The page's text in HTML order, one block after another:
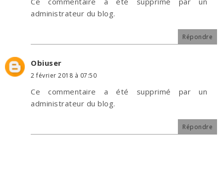
administrateur du blog.
Répondre
Obiuser
2 février 2018 à 07:50
Ce commentaire a été supprimé par un
administrateur du blog.
Répondre